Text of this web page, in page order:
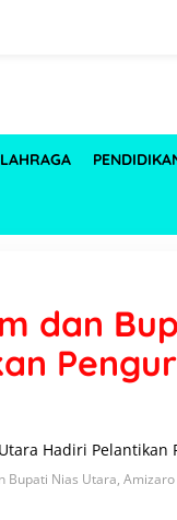
dan
Bupati Nias Utara,